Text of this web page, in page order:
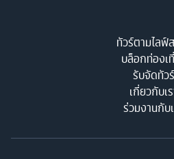
ทัวร์ตามไลฟ์
บล็อกท่องเ
รับจัดทัวร์
เกี่ยวกับเ
ร่วมงานกับ